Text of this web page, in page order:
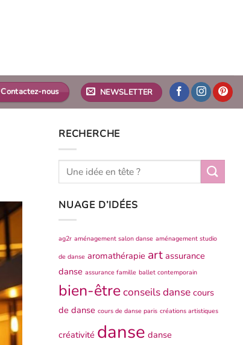
Contactez-nous NEWSLETTER
RECHERCHE
NUAGE D’IDÉES
ag2r aménagement salon danse aménagement studio
de danse aromathérapie art assurance
danse assurance famille ballet contemporain
bien-êtreconseils danse cours
de danse cours de danse paris créations artistiques
créativité danse danse